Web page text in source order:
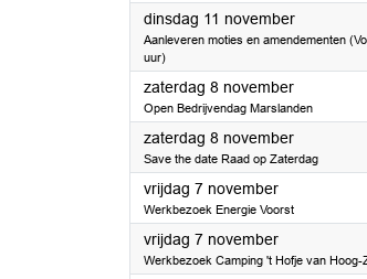
dinsdag 11 november2025
Aanleveren moties en amendementen
uur)
zaterdag 8 november2025
Open Bedrijvendag Marslanden
zaterdag 8 november2025
Save the date Raad op Zaterdag
vrijdag 7 november2025
Werkbezoek Energie Voorst
vrijdag 7 november2025
Werkbezoek Camping 't Hofje van Hoog-